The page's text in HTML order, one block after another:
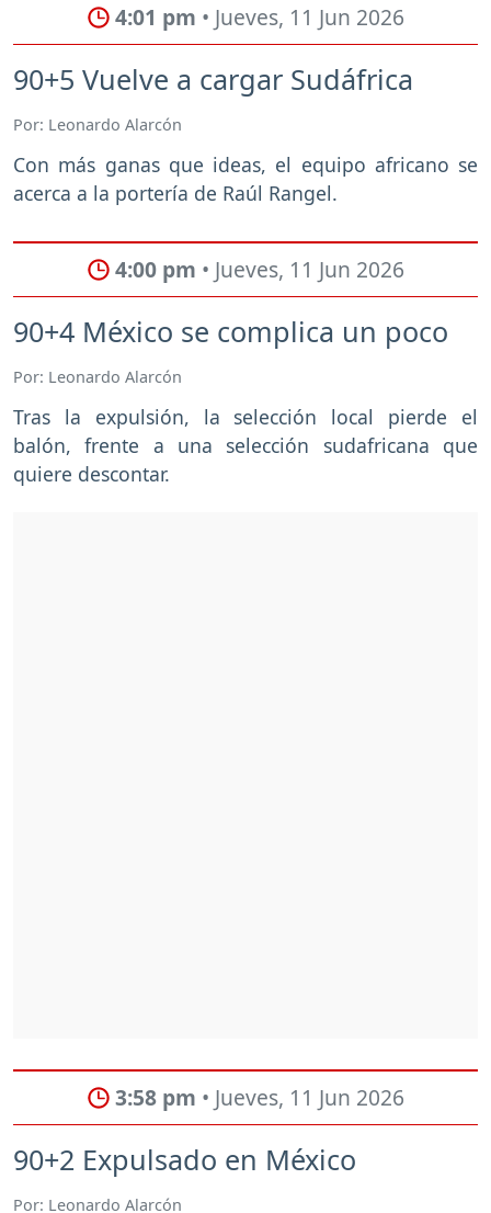
4:01 pm • Jueves, 11 Jun 2026
90+5 Vuelve a cargar Sudáfrica
Por: Leonardo Alarcón
Con más ganas que ideas, el equipo africano se
acerca a la portería de Raúl Rangel.
4:00 pm • Jueves, 11 Jun 2026
90+4 México se complica un poco
Por: Leonardo Alarcón
Tras la expulsión, la selección local pierde el
balón, frente a una selección sudafricana que
quiere descontar.
3:58 pm • Jueves, 11 Jun 2026
90+2 Expulsado en México
Por: Leonardo Alarcón